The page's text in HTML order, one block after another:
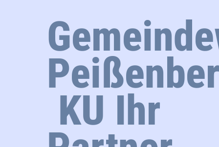
KU Ihr